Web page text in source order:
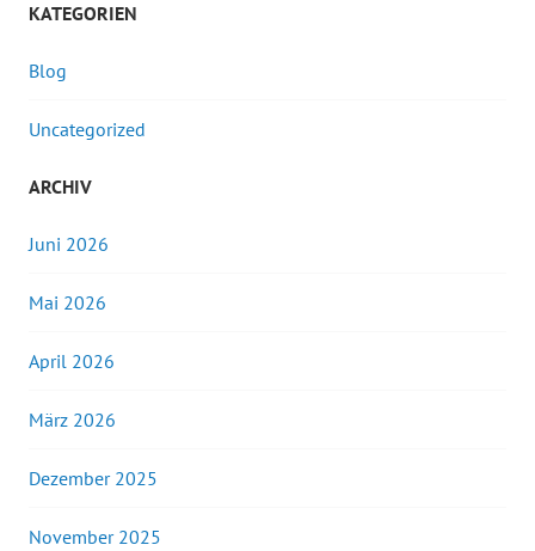
KATEGORIEN
Blog
Uncategorized
ARCHIV
Juni 2026
Mai 2026
April 2026
März 2026
Dezember 2025
November 2025